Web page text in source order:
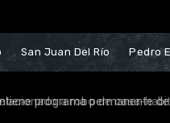
San Juan Del Río Pedro
a robo de casa-